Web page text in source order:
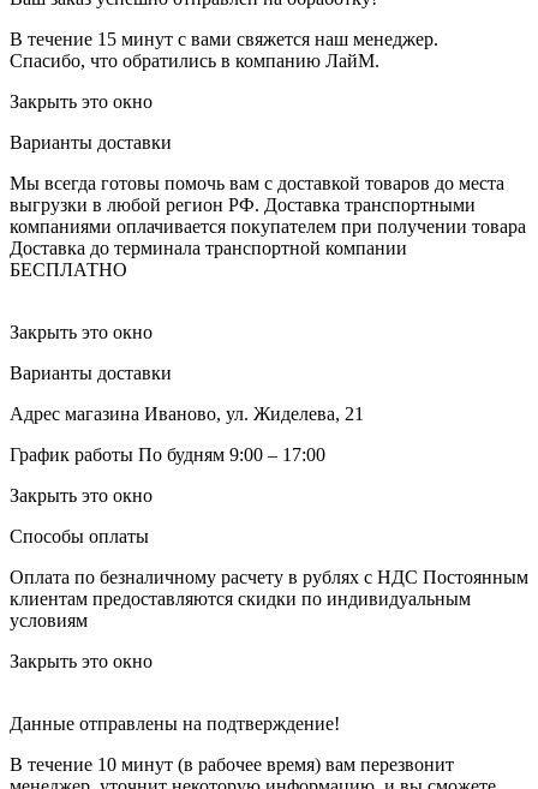
В течение 15 минут с вами свяжется наш менеджер.
Спасибо, что обратились в компанию ЛайМ.
Закрыть это окно
Варианты доставки
Мы всегда готовы помочь вам с доставкой товаров до места
выгрузки в любой регион РФ. Доставка транспортными
компаниями оплачивается покупателем при получении товара
Доставка до терминала транспортной компании
БЕСПЛАТНО
Закрыть это окно
Варианты доставки
Адрес магазина Иваново, ул. Жиделева, 21
График работы По будням 9:00 – 17:00
Закрыть это окно
Способы оплаты
Оплата по безналичному расчету в рублях с НДС Постоянным
клиентам предоставляются скидки по индивидуальным
условиям
Закрыть это окно
Данные отправлены на подтверждение!
В течение 10 минут (в рабочее время) вам перезвонит